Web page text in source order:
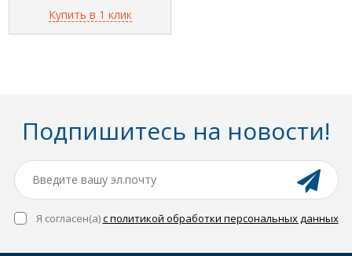
Купить в 1 клик
Подпишитесь на новости!
Я согласен(a)с политикой обработки персональных данных